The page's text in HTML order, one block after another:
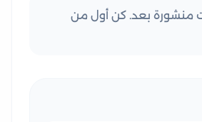
منشورة بعد. كن أول من